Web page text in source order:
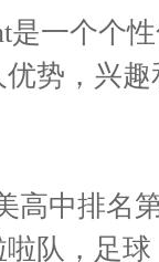
是一个个
势，兴
高中排名
队，足